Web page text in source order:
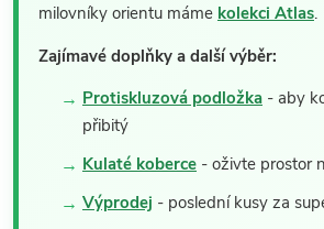
milovníky orientu máme kolekci Atlas.
Zajímavé doplňky a další výběr:
Protiskluzová podložka - aby
přibitý
Kulaté koberce - oživte prostor
Výprodej - poslední kusy za